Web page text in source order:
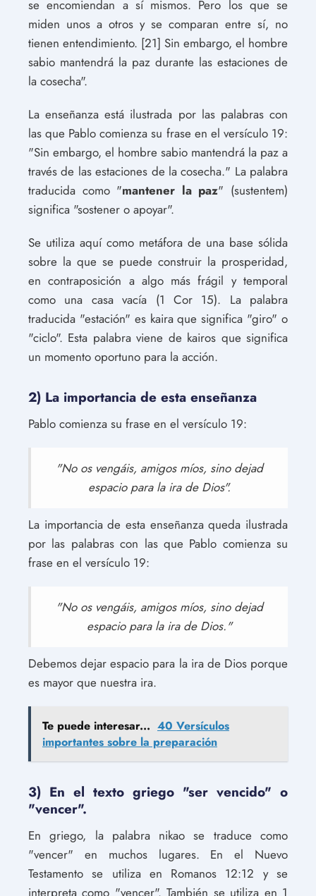
se encomiendan a sí mismos. Pero los que se
miden unos a otros y se comparan entre sí, no
tienen entendimiento. [21] Sin embargo, el hombre
sabio mantendrá la paz durante las estaciones de
la cosecha".
La enseñanza está ilustrada por las palabras con
las que Pablo comienza su frase en el versículo 19:
"Sin embargo, el hombre sabio mantendrá la paz a
través de las estaciones de la cosecha." La palabra
traducida como "mantener la paz" (sustentem)
significa "sostener o apoyar".
Se utiliza aquí como metáfora de una base sólida
sobre la que se puede construir la prosperidad,
en contraposición a algo más frágil y temporal
como una casa vacía (1 Cor 15). La palabra
traducida "estación" es kaira que significa "giro" o
"ciclo". Esta palabra viene de kairos que significa
un momento oportuno para la acción.
2) La importancia de esta enseñanza
Pablo comienza su frase en el versículo 19:
"No os vengáis, amigos míos, sino dejad
espacio para la ira de Dios".
La importancia de esta enseñanza queda ilustrada
por las palabras con las que Pablo comienza su
frase en el versículo 19:
"No os vengáis, amigos míos, sino dejad
espacio para la ira de Dios."
Debemos dejar espacio para la ira de Dios porque
es mayor que nuestra ira.
Te puede interesar... 40 Versículos
importantes sobre la preparación
3) En el texto griego "ser vencido" o
"vencer".
En griego, la palabra nikao se traduce como
"vencer" en muchos lugares. En el Nuevo
Testamento se utiliza en Romanos 12:12 y se
interpreta como "vencer". También se utiliza en 1